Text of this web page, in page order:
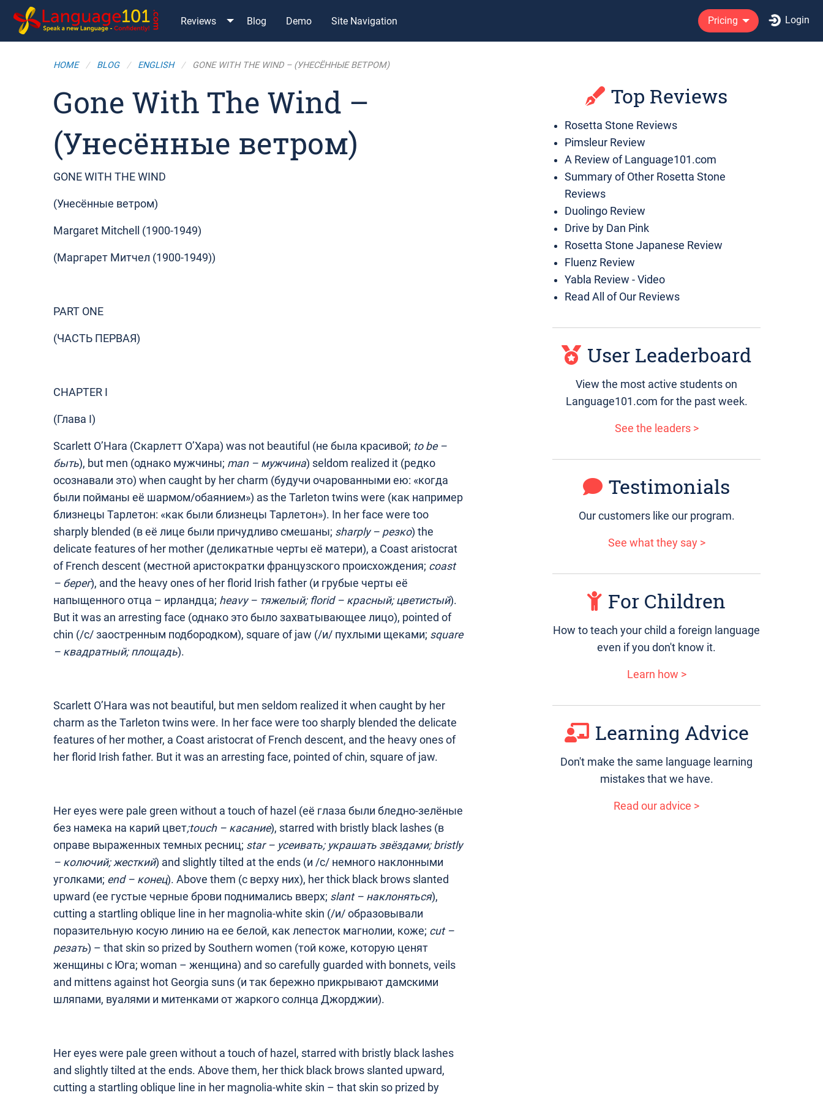
Reviews Blog Demo Site Navigation Pricing Login
HOME BLOG ENGLISH GONE WITH THE WIND – (УНЕСЁННЫЕ ВЕТРОМ)
Gone With The Wind –
(Унесённые ветром)
GONE WITH THE WIND
(Унесённые ветром)
Margaret Mitchell (1900-1949)
(Маргарет Митчел (1900-1949))
PART ONE
(ЧАСТЬ ПЕРВАЯ)
CHAPTER I
(Глава I)
Scarlett O’Hara (Скарлетт О’Хара) was not beautiful (не была красивой; to be–
быть), but men (однако мужчины; man– мужчина) seldom realized it (редко
осознавали это) when caught by her charm (будучи очарованными ею: «когда
были пойманы её шармом/обаянием») as the Tarleton twins were (как например
близнецы Тарлетон: «как были близнецы Тарлетон»). In her face were too
sharply blended (в её лице были причудливо смешаны; sharply– резко) the
delicate features of her mother (деликатные черты её матери), a Coast aristocrat
of French descent (местной аристократки французского происхождения; coast
– берег), and the heavy ones of her florid Irish father (и грубые черты её
напыщенного отца – ирландца; heavy– тяжелый; florid– красный;цветистый).
But it was an arresting face (однако это было захватывающее лицо), pointed of
chin (/с/ заостренным подбородком), square of jaw (/и/ пухлыми щеками; square
– квадратный;площадь).
Scarlett O’Hara was not beautiful, but men seldom realized it when caught by her
charm as the Tarleton twins were. In her face were too sharply blended the delicate
features of her mother, a Coast aristocrat of French descent, and the heavy ones of
her florid Irish father. But it was an arresting face, pointed of chin, square of jaw.
Her eyes were pale green without a touch of hazel (её глаза были бледно-зелёные
без намека на карий цвет;touch– касание), starred with bristly black lashes (в
оправе выраженных темных ресниц; star– усеивать; украшать звёздами; bristly
– колючий; жесткий) and slightly tilted at the ends (и /с/ немного наклонными
уголками; end– конец). Above them (с верху них), her thick black brows slanted
upward (ее густые черные брови поднимались вверх; slant– наклоняться),
cutting a startling oblique line in her magnolia-white skin (/и/ образовывали
поразительную косую линию на ее белой, как лепесток магнолии, коже; cut–
резать) – that skin so prized by Southern women (той коже, которую ценят
женщины с Юга; woman – женщина) and so carefully guarded with bonnets, veils
and mittens against hot Georgia suns (и так бережно прикрывают дамскими
шляпами, вуалями и митенками от жаркого солнца Джорджии).
Her eyes were pale green without a touch of hazel, starred with bristly black lashes
and slightly tilted at the ends. Above them, her thick black brows slanted upward,
cutting a startling oblique line in her magnolia-white skin – that skin so prized by
Top Reviews
Rosetta Stone Reviews
Pimsleur Review
A Review of Language101.com
Summary of Other Rosetta Stone
Reviews
Duolingo Review
Drive by Dan Pink
Rosetta Stone Japanese Review
Fluenz Review
Yabla Review - Video
Read All of Our Reviews
User Leaderboard
View the most active students on
Language101.com for the past week.
See the leaders >
Testimonials
Our customers like our program.
See what they say >
For Children
How to teach your child a foreign language
even if you don't know it.
Learn how >
Learning Advice
Don't make the same language learning
mistakes that we have.
Read our advice >